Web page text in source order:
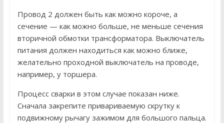
Провод 2 должен быть как можно короче, а
сечение — как можно больше, не меньше сечения
вторичной обмотки трансформатора. Выключатель
питания должен находиться как можно ближе,
желательно проходной выключатель на проводе,
например, у торшера.
Процесс сварки в этом случае показан ниже.
Сначала закрепите привариваемую скрутку к
подвижному рычагу зажимом для большого пальца.